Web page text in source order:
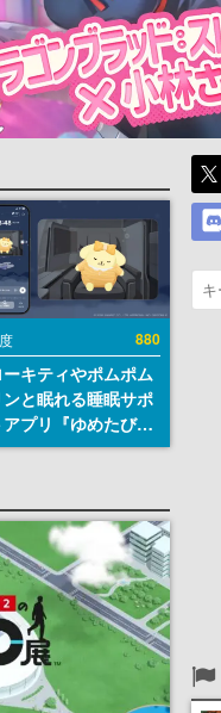
880
キティやポムポム
ンと眠れる睡眠サポ
プリ『ゆめたび』
中。キャラごとの